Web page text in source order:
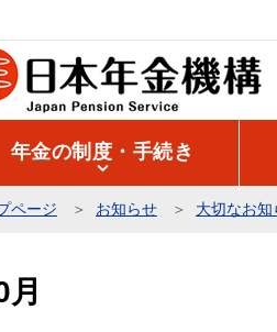
年金の制度・手続き
ページ お知らせ 大切なお知
月